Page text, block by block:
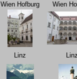
Wien Hofburg Wien
Linz